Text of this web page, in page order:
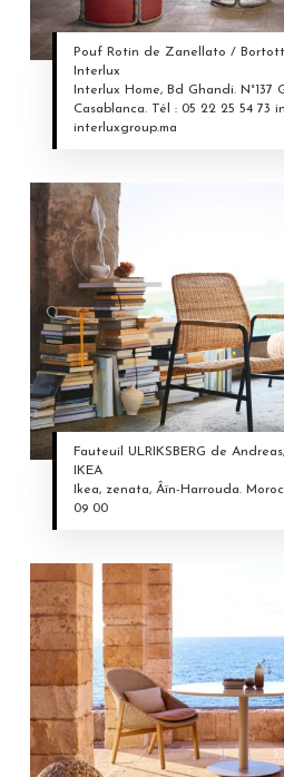
Pouf Rotin de Zanellato /
Interlux
Interlux Home, Bd Ghandi. N°137
Casablanca. Tél : 05 22 25 54 73
interluxgroup.ma
Fauteuil ULRIKSBERG de
IKEA
Ikea, zenata, Âïn-Harrouda.
09 00